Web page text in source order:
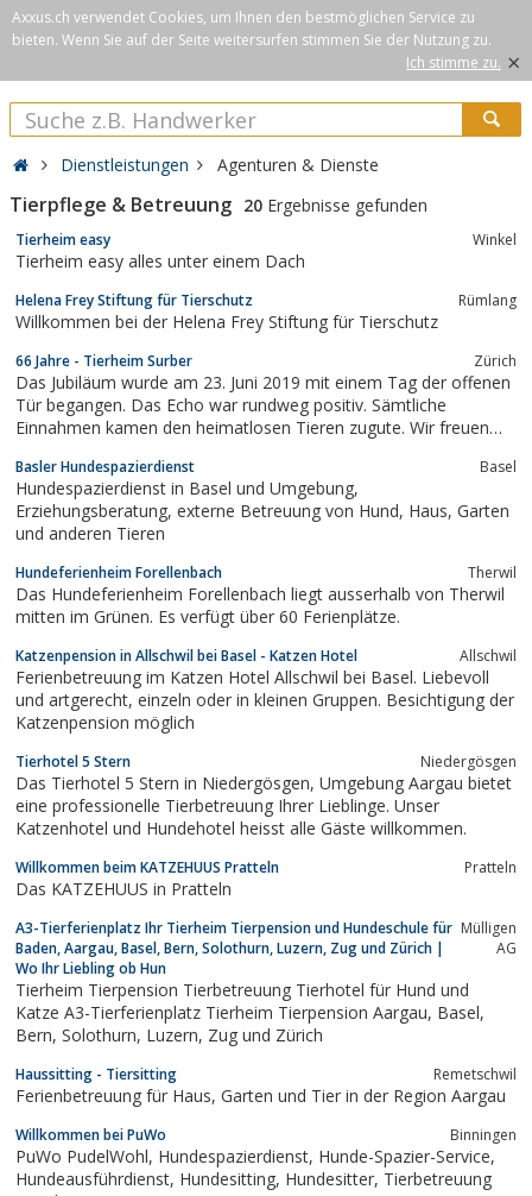
Axxus.ch verwendet Cookies, um Ihnen den bestmöglichen Service zu
bieten. Wenn Sie auf der Seite weitersurfen stimmen Sie der Nutzung zu.
Ich stimme zu. ×
Dienstleistungen Agenturen & Dienste
Tierpflege & Betreuung 20 Ergebnisse gefunden
Tierheim easy Winkel
Tierheim easy alles unter einem Dach
Helena Frey Stiftung für Tierschutz Rümlang
Willkommen bei der Helena Frey Stiftung für Tierschutz
66 Jahre - Tierheim Surber Zürich
Das Jubiläum wurde am 23. Juni 2019 mit einem Tag der offenen
Tür begangen. Das Echo war rundweg positiv. Sämtliche
Einnahmen kamen den heimatlosen Tieren zugute. Wir freuen
finden Sie im Video rechts, das uns die Hundehilfe Ungarn zu
unserem Geburtstag geschenkt hat....
Basler Hundespazierdienst Basel
Hundespazierdienst in Basel und Umgebung,
Erziehungsberatung, externe Betreuung von Hund, Haus, Garten
und anderen Tieren
Hundeferienheim Forellenbach Therwil
Das Hundeferienheim Forellenbach liegt ausserhalb von Therwil
mitten im Grünen. Es verfügt über 60 Ferienplätze.
Katzenpension in Allschwil bei Basel - Katzen Hotel Allschwil
Ferienbetreuung im Katzen Hotel Allschwil bei Basel. Liebevoll
und artgerecht, einzeln oder in kleinen Gruppen. Besichtigung der
Katzenpension möglich
Tierhotel 5 Stern Niedergösgen
Das Tierhotel 5 Stern in Niedergösgen, Umgebung Aargau bietet
eine professionelle Tierbetreuung Ihrer Lieblinge. Unser
Katzenhotel und Hundehotel heisst alle Gäste willkommen.
Willkommen beim KATZEHUUS Pratteln Pratteln
Das KATZEHUUS in Pratteln
A3-Tierferienplatz Ihr Tierheim Tierpension und Hundeschule für
Baden, Aargau, Basel, Bern, Solothurn, Luzern, Zug und Zürich |
Wo Ihr Liebling ob Hun
Mülligen
AG
Tierheim Tierpension Tierbetreuung Tierhotel für Hund und
Katze A3-Tierferienplatz Tierheim Tierpension Aargau, Basel,
Bern, Solothurn, Luzern, Zug und Zürich
Haussitting - Tiersitting Remetschwil
Ferienbetreuung für Haus, Garten und Tier in der Region Aargau
Willkommen bei PuWo Binningen
PuWo PudelWohl, Hundespazierdienst, Hunde-Spazier-Service,
Hundeausführdienst, Hundesitting, Hundesitter, Tierbetreuung